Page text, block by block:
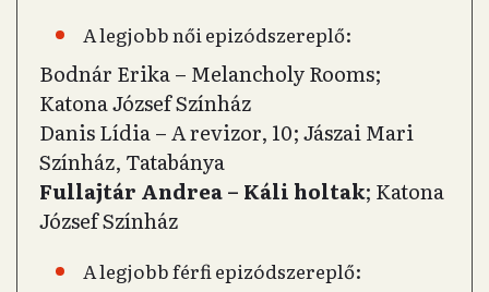
A legjobb női epizódszereplő:
Bodnár Erika – Melancholy Rooms;
Katona József Színház
Danis Lídia – A revizor, 10; Jászai Mari
Színház, Tatabánya
Fullajtár Andrea – Káli holtak; Katona
József Színház
A legjobb férfi epizódszereplő: